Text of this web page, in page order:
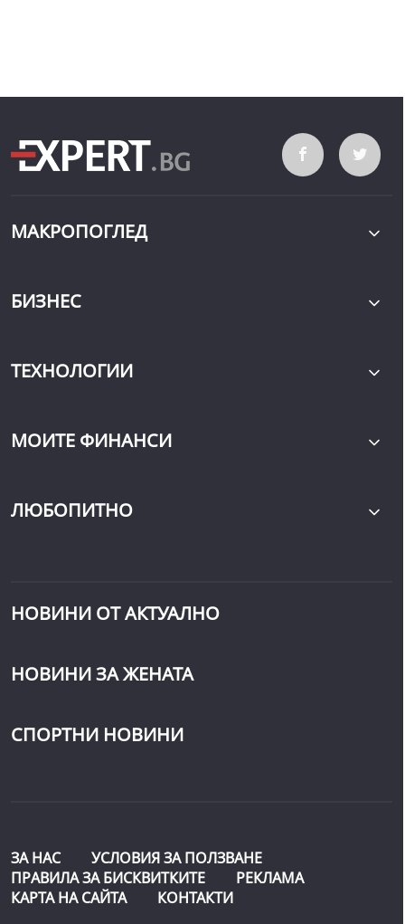
МАКРОПОГЛЕД
БИЗНЕС
ТЕХНОЛОГИИ
МОИТЕ ФИНАНСИ
ЛЮБОПИТНО
НОВИНИ ОТ АКТУАЛНО
НОВИНИ ЗА ЖЕНАТА
СПОРТНИ НОВИНИ
ЗА НАС
УСЛОВИЯ ЗА ПОЛЗВАНЕ
ПРАВИЛА ЗА БИСКВИТКИТЕ
РЕКЛАМА
КАРТА НА САЙТА
КОНТАКТИ